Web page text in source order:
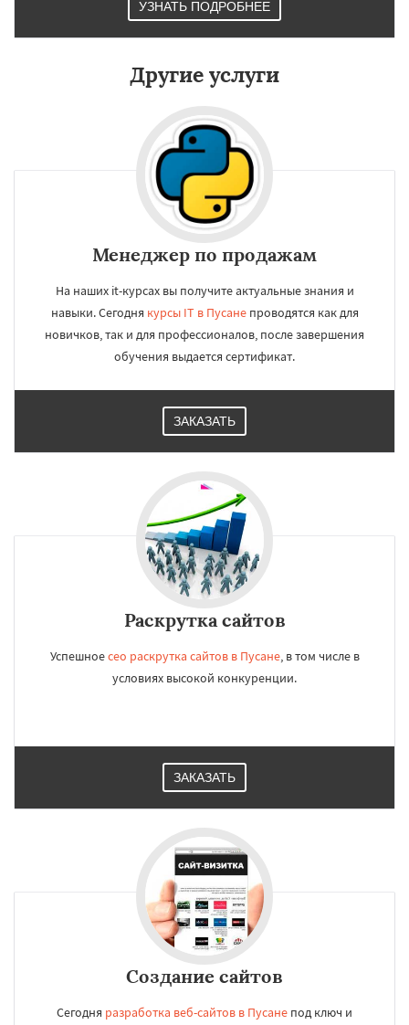
УЗНАТЬ ПОДРОБНЕЕ
Другие услуги
Менеджер по продажам
На наших it-курсах вы получите актуальные знания и
навыки. Сегодня курсы IT в Пусанепроводятся как для
новичков, так и для профессионалов, после завершения
обучения выдается сертификат.
ЗАКАЗАТЬ
Раскрутка сайтов
Успешноесео раскрутка сайтов в Пусане, в том числе в
условиях высокой конкуренции.
ЗАКАЗАТЬ
Создание сайтов
Сегодня разработка веб-сайтов в Пусане под ключ и